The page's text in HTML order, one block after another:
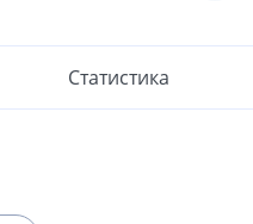
Статистика